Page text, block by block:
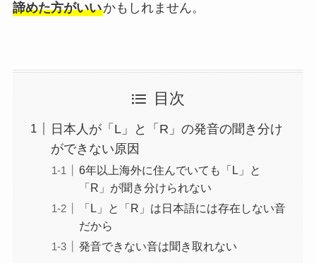
諦めた方がいいかもしれません。
目次
日本人が「L」と「R」の発音の聞き分け
ができない原因
6年以上海外に住んでいても「L」と
「R」が聞き分けられない
「L」と「R」は日本語には存在しない音
だから
発音できない音は聞き取れない